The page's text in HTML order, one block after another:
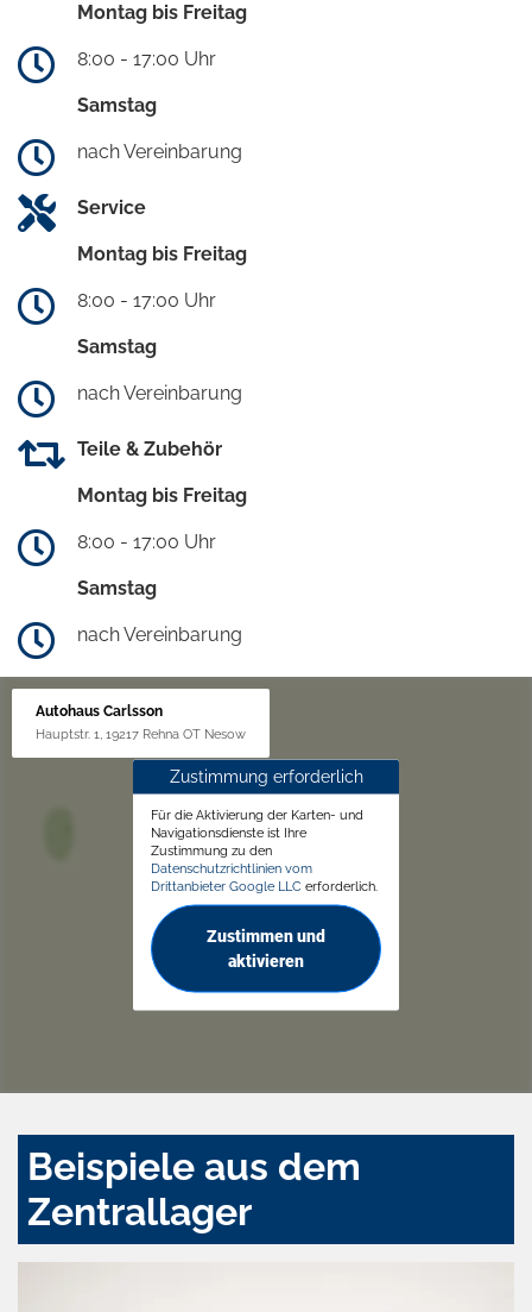
Montag bis Freitag
8:00 - 17:00 Uhr
Samstag
nach Vereinbarung
Service
Montag bis Freitag
8:00 - 17:00 Uhr
Samstag
nach Vereinbarung
Teile & Zubehör
Montag bis Freitag
8:00 - 17:00 Uhr
Samstag
nach Vereinbarung
Autohaus Carlsson
Hauptstr. 1, 19217 Rehna OT Nesow
Zustimmung erforderlich
Für die Aktivierung der Karten- und
Navigationsdienste ist Ihre
Zustimmung zu den
Datenschutzrichtlinien vom
Drittanbieter Google LLC erforderlich.
Zustimmen und
aktivieren
Beispiele aus dem
Zentrallager